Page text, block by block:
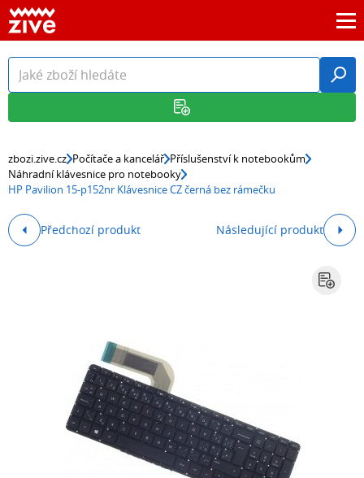
zbozi.zive.cz Počítače a kancelář Příslušenství k notebookům
Náhradní klávesnice pro notebooky
HP Pavilion 15-p152nr Klávesnice CZ černá bez rámečku
Předchozí produkt Následující produkt